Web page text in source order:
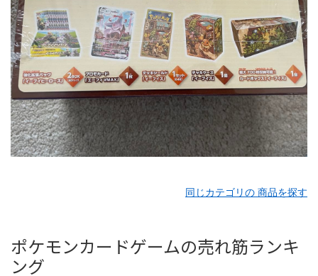
同じカテゴリの 商品を探す
ポケモンカードゲームの売れ筋ランキ
ング